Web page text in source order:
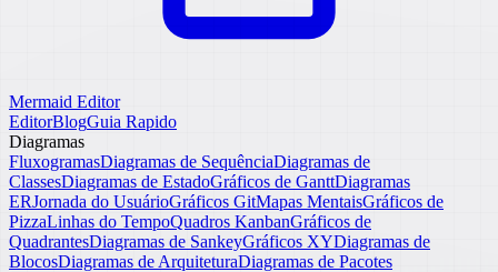
Mermaid Editor
EditorBlogGuia Rapido
Diagramas
FluxogramasDiagramas de SequênciaDiagramas de
ClassesDiagramas de EstadoGráficos de GanttDiagramas
ERJornada do UsuárioGráficos GitMapas MentaisGráficos de
PizzaLinhas do TempoQuadros KanbanGráficos de
QuadrantesDiagramas de SankeyGráficos XYDiagramas de
BlocosDiagramas de ArquiteturaDiagramas de Pacotes